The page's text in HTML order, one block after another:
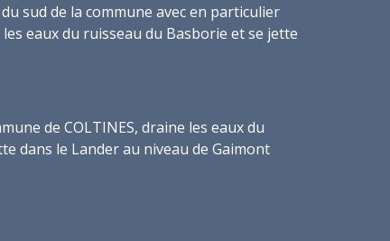
sud de la commune avec en particulier
eaux du ruisseau du Basborie et se jette
de COLTINES, draine les eaux du
dans le Lander au niveau de Gaimont